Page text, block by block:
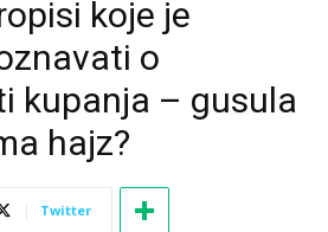
koje je
o
kupanja – gusula
hajz?
Twitter